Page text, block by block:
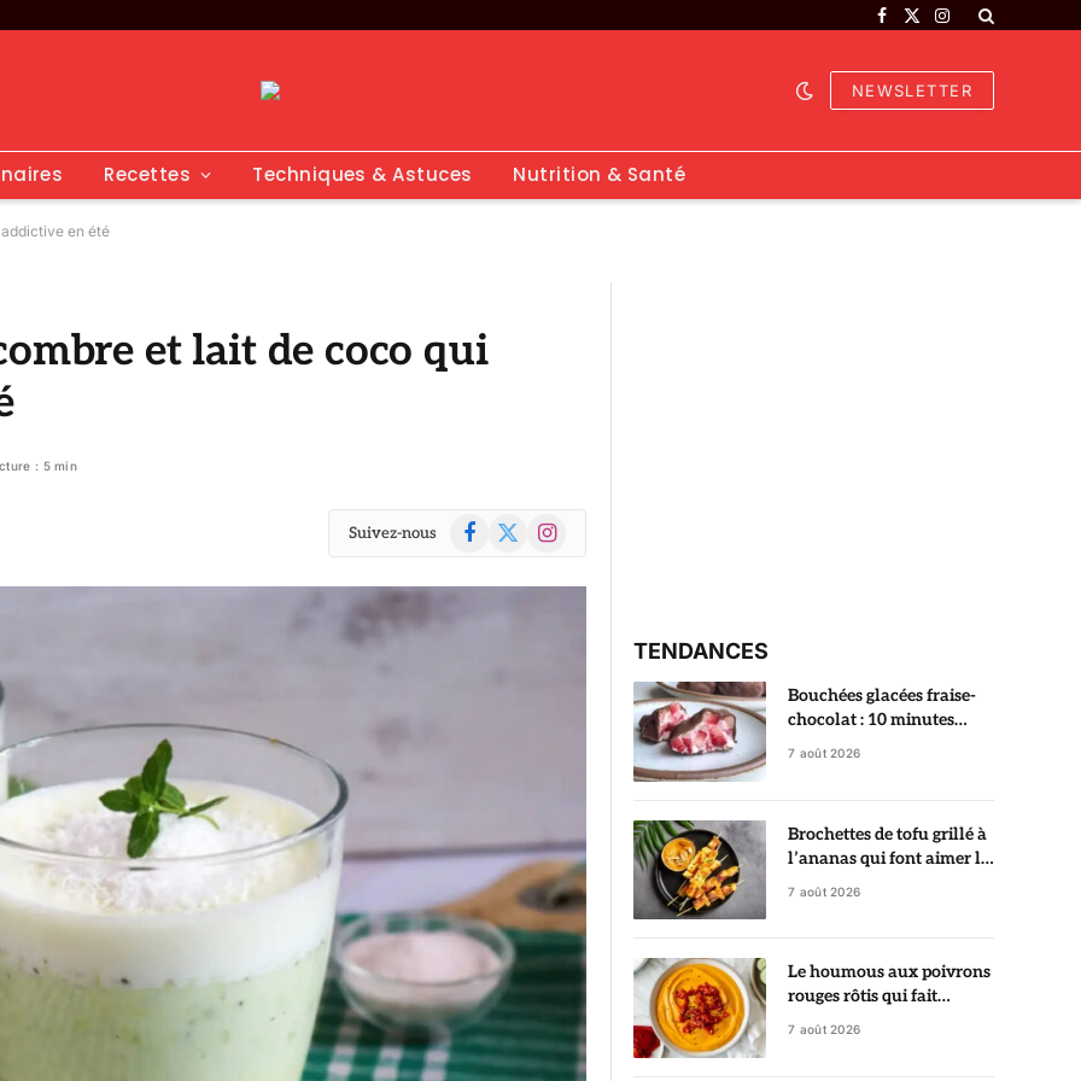
Facebook
X
Instagram
NEWSLETTER
Recettes Techniques & Astuces Nutrition & Santé
en été
et lait de coco qui
: 5 min
Suivez-nous Facebook
X
Instagram
TENDANCES
Bouchées glacées fraise-
chocolat : 10 minutes
suffisent pour préparer ce
7 août 2026
Brochettes de tofu grillé à
l’ananas qui font aimer le
tofu dès la première
7 août 2026
Le houmous aux poivrons
rouges rôtis qui fait
sensation à tous les apéros
7 août 2026